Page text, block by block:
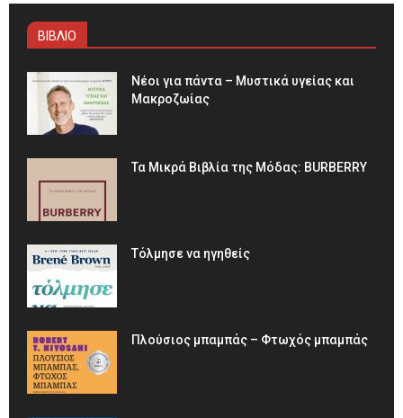
ΒΙΒΛΙΟ
Νέοι για πάντα – Μυστικά υγείας και
Μακροζωίας
Τα Μικρά Βιβλία της Μόδας: BURBERRY
Τόλμησε να ηγηθείς
Πλούσιος μπαμπάς – Φτωχός μπαμπάς